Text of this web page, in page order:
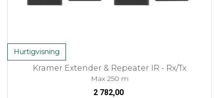
Hurtigvisning
Kramer Extender & Repeater IR - Rx/Tx
Max 250 m
2 782,00